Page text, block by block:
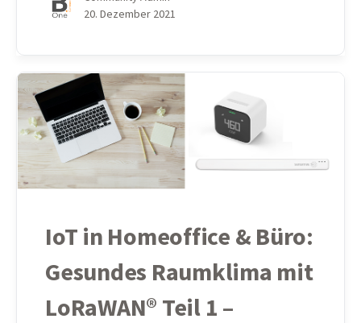
20. Dezember 2021
IoT in Homeoffice & Büro:
Gesundes Raumklima mit
LoRaWAN® Teil 1 –